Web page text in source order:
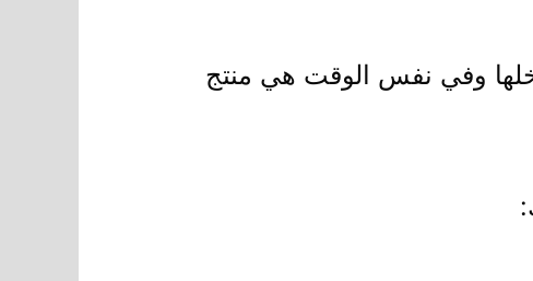
وفي نفس الوقت هي منتج